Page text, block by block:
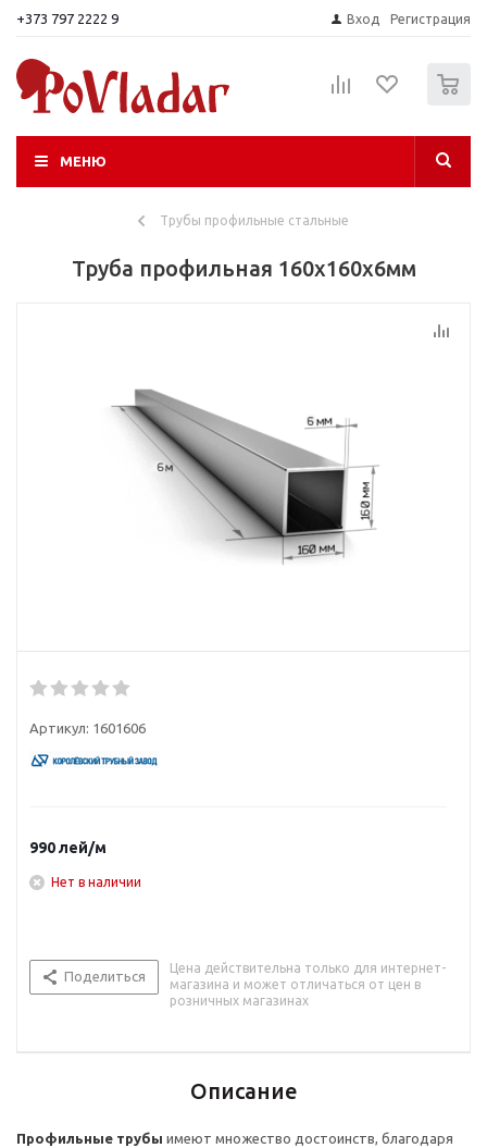
+373 797 2222 9 Вход Регистрация
МЕНЮ
Трубы профильные стальные
Труба профильная 160х160х6мм
Артикул: 1601606
990лей/м
Нет в наличии
Поделиться
Цена действительна только для интернет-
магазина и может отличаться от цен в
розничных магазинах
Описание
Профильные трубы имеют множество достоинств, благодаря